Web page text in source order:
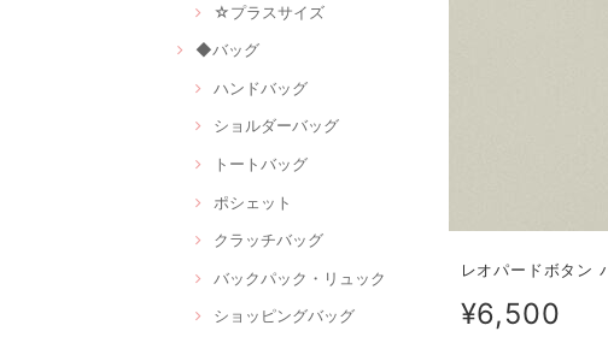
☆プラスサイズ
◆バッグ
ハンドバッグ
ショルダーバッグ
トートバッグ
ポシェット
クラッチバッグ
バックパック・リュック
ショッピングバッグ
レオパードボタン
¥6,500